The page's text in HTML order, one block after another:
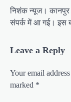
निशंक न्यूज। कानपुर
संपर्क में आ गई। इस
Leave a Reply
Your email
marked *